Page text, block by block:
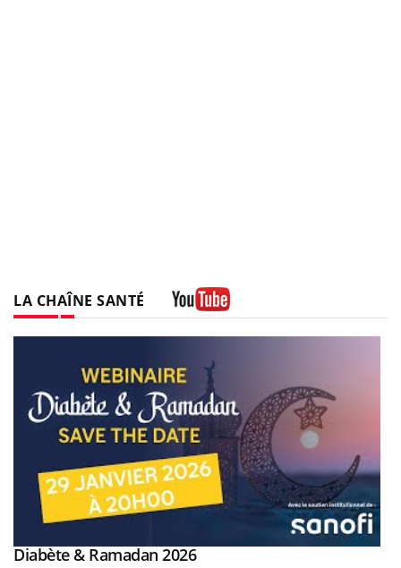
LA CHAÎNE SANTÉ
Youtube
Diabète & Ramadan 2026Youtube